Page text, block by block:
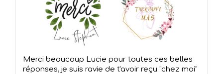
Merci beaucoup Lucie pour toutes ces belles
réponses, je suis ravie de t'avoir reçu "chez moi"